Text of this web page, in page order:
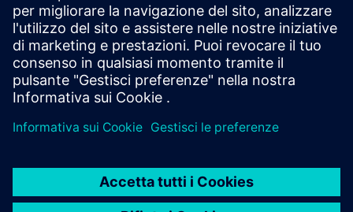
La simulazione include le fasi di preparazione, esecuzione
tecnica comprese le apparecchiature di misurazione,
valutazione e post-elaborazione.
Scopri di più